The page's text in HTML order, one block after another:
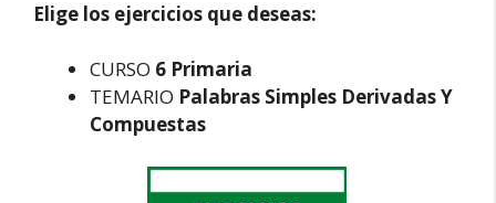
Elige los ejercicios que deseas:
CURSO 6 Primaria
TEMARIO Palabras Simples Derivadas Y
Compuestas